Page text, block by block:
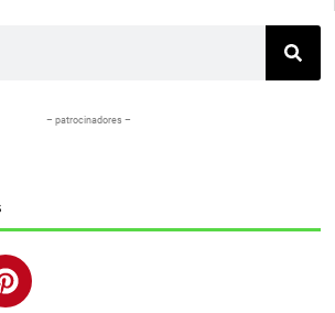
– patrocinadores –
P
i